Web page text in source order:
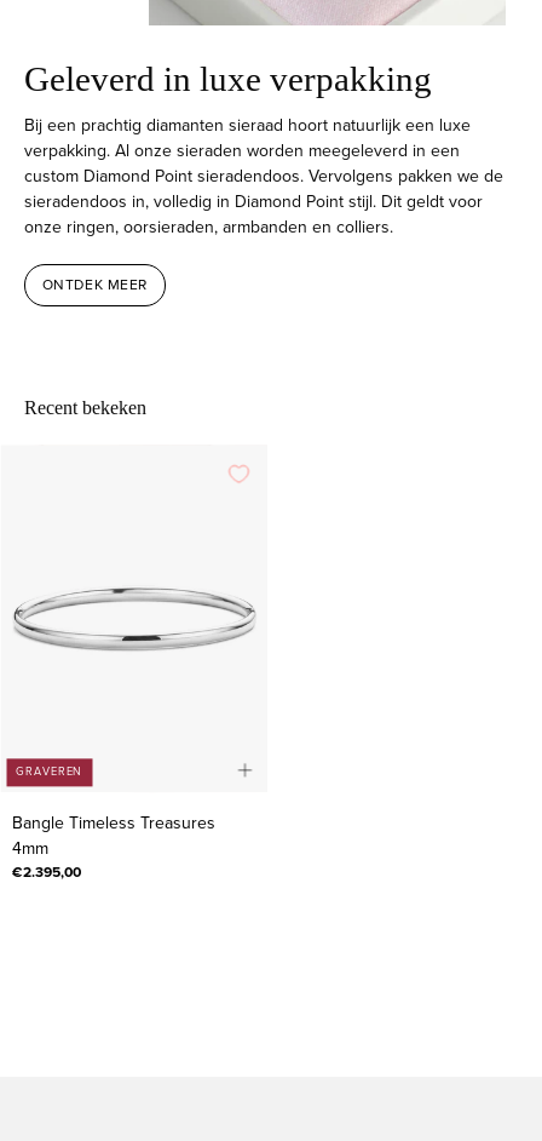
Geleverd in luxe verpakking
Bij een prachtig diamanten sieraad hoort natuurlijk een luxe
verpakking. Al onze sieraden worden meegeleverd in een
custom Diamond Point sieradendoos. Vervolgens pakken we de
sieradendoos in, volledig in Diamond Point stijl. Dit geldt voor
onze ringen, oorsieraden, armbanden en colliers.
ONTDEK MEER
Recent bekeken
Timeless
GRAVEREN
Bangle Timeless Treasures
4mm
€2.395,00